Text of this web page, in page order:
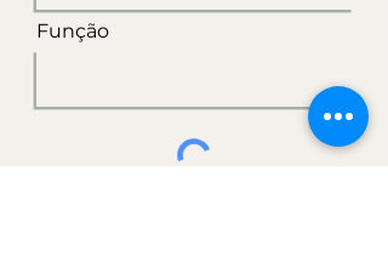
Função